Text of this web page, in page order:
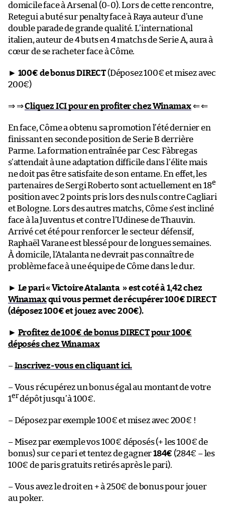
domicile face à Arsenal (0-0). Lors de cette rencontre,
Retegui a buté sur penalty face à Raya auteur d’une
double parade de grande qualité. L’international
italien, auteur de 4 buts en 4 matchs de Serie A, aura à
cœur de se racheter face à Côme.
► 100€ de bonus DIRECT(Déposez 100€ et misez avec
200€)
⇒ ⇒Cliquez ICI pour en profiter chez Winamax⇐ ⇐
En face, Côme a obtenu sa promotion l’été dernier en
finissant en seconde position de Serie B derrière
Parme. La formation entraînée par Cesc Fàbregas
s’attendait à une adaptation difficile dans l’élite mais
ne doit pas être satisfaite de son entame. En effet, les
partenaires de Sergi Roberto sont actuellement en 18e
position avec 2 points pris lors des nuls contre Cagliari
et Bologne. Lors des autres matchs, Côme s’est incliné
face à la Juventus et contre l’Udinese de Thauvin.
Arrivé cet été pour renforcer le secteur défensif,
Raphaël Varane est blessé pour de longues semaines.
À domicile, l’Atalanta ne devrait pas connaître de
problème face à une équipe de Côme dans le dur.
► Le pari « Victoire Atalanta » est coté à 1,42 chez
Winamaxqui vous permet de récupérer 100€ DIRECT
(déposez 100€ et jouez avec 200€).
► Profitez de 100€ de bonus DIRECT pour 100€
déposés chez Winamax
–Inscrivez-vous en cliquant ici.
– Vous récupérez un bonus égal au montant de votre
1erdépôt jusqu’à 100€.
– Déposez par exemple 100€ et misez avec 200€ !
– Misez par exemple vos 100€ déposés (+ les 100€ de
bonus) sur ce pari et tentez de gagner184€ (284€ – les
100€ de paris gratuits retirés après le pari).
– Vous avez le droit en + à 250€ de bonus pour jouer
au poker.